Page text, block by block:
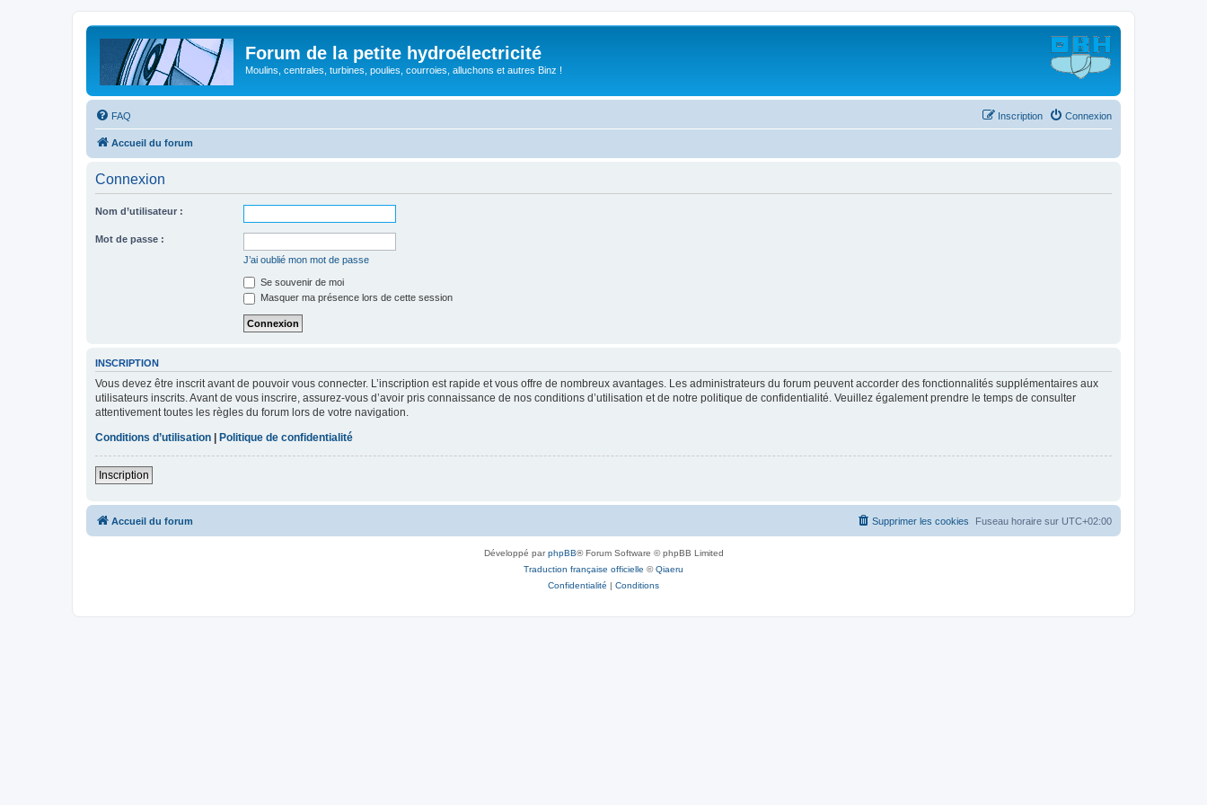
Forum de la petite hydroélectricité
Moulins, centrales, turbines, poulies, courroies, alluchons et autres Binz !
FAQ Connexion
Inscription
Accueil du forum
Connexion
Nom d’utilisateur :
Mot de passe :
J’ai oublié mon mot de passe
Se souvenir de moi
Masquer ma présence lors de cette session
INSCRIPTION
Vous devez être inscrit avant de pouvoir vous connecter. L’inscription est rapide et vous offre de nombreux avantages. Les administrateurs du forum peuvent accorder des fonctionnalités supplémentaires aux
utilisateurs inscrits. Avant de vous inscrire, assurez-vous d’avoir pris connaissance de nos conditions d’utilisation et de notre politique de confidentialité. Veuillez également prendre le temps de consulter
attentivement toutes les règles du forum lors de votre navigation.
Conditions d’utilisation
Politique de confidentialité
Inscription
Accueil du forum Fuseau horaire sur UTC+02:00
Supprimer les cookies
Développé parphpBB® Forum Software © phpBB Limited
Traduction française officielle ©Qiaeru
Confidentialité | Conditions